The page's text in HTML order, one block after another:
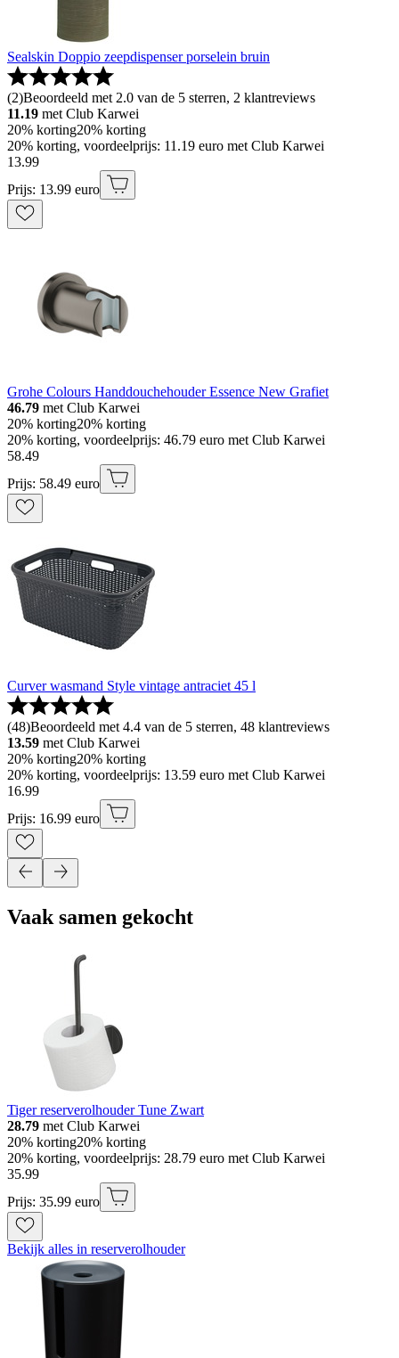
Sealskin Doppio zeepdispenser porselein bruin
(2)Beoordeeld met 2.0 van de 5 sterren, 2 klantreviews
11.19 met Club Karwei
20% korting20% korting
20% korting, voordeelprijs: 11.19 euro met Club Karwei
13.99
Prijs: 13.99 euro
Grohe Colours Handdouchehouder Essence New Grafiet
46.79 met Club Karwei
20% korting20% korting
20% korting, voordeelprijs: 46.79 euro met Club Karwei
58.49
Prijs: 58.49 euro
Curver wasmand Style vintage antraciet 45 l
(48)Beoordeeld met 4.4 van de 5 sterren, 48 klantreviews
13.59 met Club Karwei
20% korting20% korting
20% korting, voordeelprijs: 13.59 euro met Club Karwei
16.99
Prijs: 16.99 euro
Vaak samen gekocht
Tiger reserverolhouder Tune Zwart
28.79 met Club Karwei
20% korting20% korting
20% korting, voordeelprijs: 28.79 euro met Club Karwei
35.99
Prijs: 35.99 euro
Bekijk alles in reserverolhouder